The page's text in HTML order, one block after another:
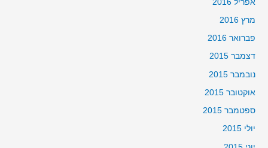
אפריל 2016
מרץ 2016
פברואר 2016
דצמבר 2015
נובמבר 2015
אוקטובר 2015
ספטמבר 2015
יולי 2015